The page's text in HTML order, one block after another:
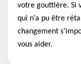
votre gouttière. Si
qui n’a pu être
changement
vous aider.